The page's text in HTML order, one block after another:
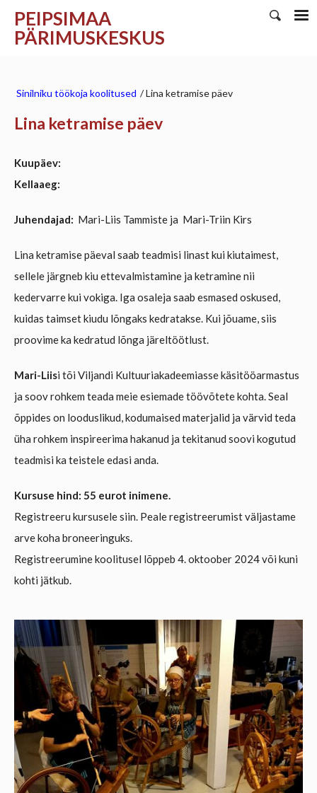
PEIPSIMAA
PÄRIMUSKESKUS
Sinilniku töökoja koolitused /Lina ketramise päev
Lina ketramise päev
Kuupäev:
Kellaaeg:
Juhendajad: Mari-Liis Tammiste ja Mari-Triin Kirs
Lina ketramise päeval saab teadmisi linast kui kiutaimest,
sellele järgneb kiu ettevalmistamine ja ketramine nii
kedervarre kui vokiga. Iga osaleja saab esmased oskused,
kuidas taimset kiudu lõngaks kedratakse. Kui jõuame, siis
proovime ka kedratud lõnga järeltöötlust.
Mari-Liisi tõi Viljandi Kultuuriakadeemiasse käsitööarmastus
ja soov rohkem teada meie esiemade töövõtete kohta. Seal
õppides on looduslikud, kodumaised materjalid ja värvid teda
üha rohkem inspireerima hakanud ja tekitanud soovi kogutud
teadmisi ka teistele edasi anda.
Kursuse hind: 55 eurot inimene.
Registreeru kursusele siin. Peale registreerumist väljastame
arve koha broneeringuks.
Registreerumine koolitusel lõppeb 4. oktoober 2024 või kuni
kohti jätkub.